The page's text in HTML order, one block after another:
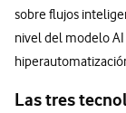
sobre flujos
nivel del modelo AI
Las tres